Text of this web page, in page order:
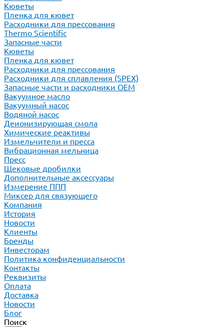
Кюветы
Пленка для кювет
Расходники для прессования
Thermo Scientific
Запасные части
Кюветы
Пленка для кювет
Расходники для прессования
Расходники для сплавления (SPEX)
Запасные части и расходники ОЕМ
Вакуумное масло
Вакуумный насос
Водяной насос
Деионизирующая смола
Химические реактивы
Измельчители и пресса
Вибрационная мельница
Пресс
Щековые дробилки
Дополнительные аксессуары
Измерение ППП
Миксер для связующего
Компания
История
Новости
Клиенты
Бренды
Инвесторам
Политика конфиденциальности
Контакты
Реквизиты
Оплата
Доставка
Новости
Блог
Поиск